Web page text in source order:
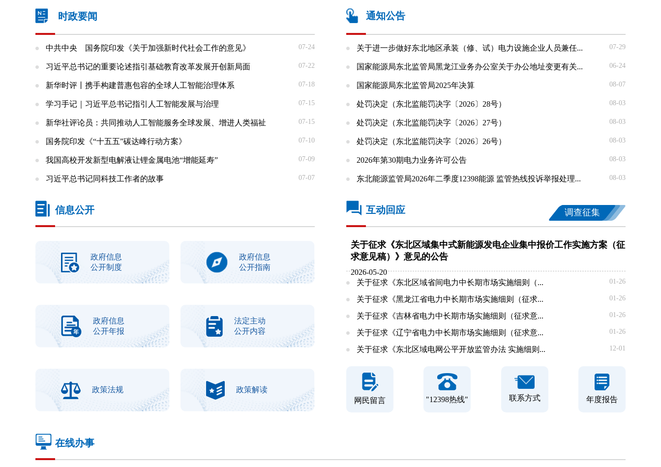
时政要闻
中共中央 国务院印发《关于加强新时代社会工作的意见》 07-24
习近平总书记的重要论述指引基础教育改革发展开创新局面 07-22
新华时评丨携手构建普惠包容的全球人工智能治理体系 07-18
学习手记｜习近平总书记指引人工智能发展与治理 07-15
新华社评论员：共同推动人工智能服务全球发展、增进人类福祉 07-15
国务院印发《“十五五”碳达峰行动方案》 07-10
我国高校开发新型电解液让锂金属电池“增能延寿” 07-09
习近平总书记同科技工作者的故事 07-07
通知公告
关于进一步做好东北地区承装（修、试）电力设施企业人员兼任... 07-29
国家能源局东北监管局黑龙江业务办公室关于办公地址变更有关... 06-24
国家能源局东北监管局2025年决算 08-07
处罚决定（东北监能罚决字〔2026〕28号） 08-03
处罚决定（东北监能罚决字〔2026〕27号） 08-03
处罚决定（东北监能罚决字〔2026〕26号） 08-03
2026年第30期电力业务许可公告 08-03
东北能源监管局2026年二季度12398能源 监管热线投诉举报处理... 08-03
信息公开
政府信息
公开制度
政府信息
公开指南
政府信息
公开年报
法定主动
公开内容
政策法规 政策解读
互动回应 调查征集
关于征求《东北区域集中式新能源发电企业集中报价工作实施方案（征
求意见稿）》意见的公告
2026-05-20
关于征求《东北区域省间电力中长期市场实施细则（...
01-26
关于征求《黑龙江省电力中长期市场实施细则（征求... 01-26
关于征求《吉林省电力中长期市场实施细则（征求意... 01-26
关于征求《辽宁省电力中长期市场实施细则（征求意... 01-26
关于征求《东北区域电网公平开放监管办法 实施细则... 12-01
网民留言 "12398热线" 联系方式 年度报告
在线办事